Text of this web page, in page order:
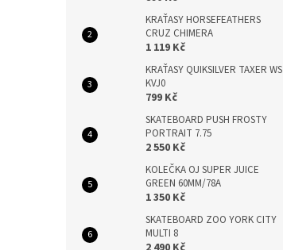
KRAŤASY HORSEFEATHERS
CRUZ CHIMERA
1 119 Kč
KRAŤASY QUIKSILVER TAXER WS
KVJ0
799 Kč
SKATEBOARD PUSH FROSTY
PORTRAIT 7.75
2 550 Kč
KOLEČKA OJ SUPER JUICE
GREEN 60MM/78A
1 350 Kč
SKATEBOARD ZOO YORK CITY
MULTI 8